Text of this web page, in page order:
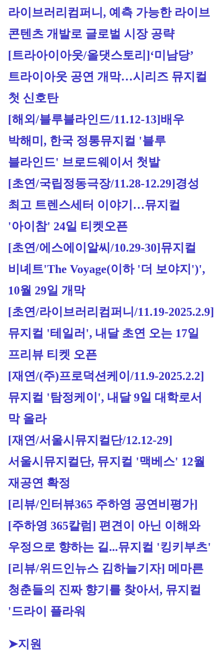
라이브러리컴퍼니, 예측 가능한 라이브
콘텐츠 개발로 글로벌 시장 공략
[트라아이아웃/올댓스토리]‘미남당’
트라이아웃 공연 개막…시리즈 뮤지컬
첫 신호탄
[해외/블루블라인드/11.12-13]배우
박해미, 한국 정통뮤지컬 '블루
블라인드' 브로드웨이서 첫발
[초연/국립정동극장/11.28-12.29]경성
최고 트렌스세터 이야기…뮤지컬
'아이참' 24일 티켓오픈
[초연/에스에이알씨/10.29-30]뮤지컬
비녜트'The Voyage(이하 '더 보야지')',
10월 29일 개막
[초연/라이브러리컴퍼니/11.19-2025.2.9]
뮤지컬 '테일러', 내달 초연 오는 17일
프리뷰 티켓 오픈
[재연/(주)프로덕션케이/11.9-2025.2.2]
뮤지컬 '탐정케이', 내달 9일 대학로서
막 올라
[재연/서울시뮤지컬단/12.12-29]
서울시뮤지컬단, 뮤지컬 '맥베스' 12월
재공연 확정
[리뷰/인터뷰365 주하영 공연비평가]
[주하영 365칼럼] 편견이 아닌 이해와
우정으로 향하는 길...뮤지컬 '킹키부츠'
[리뷰/위드인뉴스 김하늘기자] 메마른
청춘들의 진짜 향기를 찾아서, 뮤지컬
'드라이 플라워
➤지원